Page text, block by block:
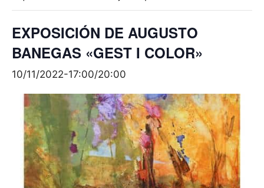
EXPOSICIÓN DE AUGUSTO
BANEGAS «GEST I COLOR»
10/11/2022-17:00/20:00